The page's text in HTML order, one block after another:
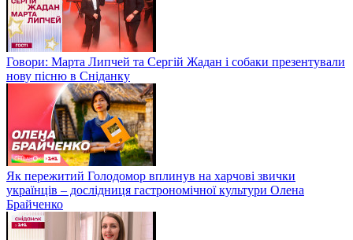
Говори: Марта Липчей та Сергій Жадан і собаки презентували
нову пісню в Сніданку
Як пережитий Голодомор вплинув на харчові звички
українців – дослідниця гастрономічної культури Олена
Брайченко